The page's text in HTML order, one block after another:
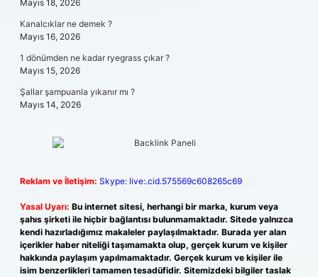
Mayıs 18, 2026
Kanalcıklar ne demek ?
Mayıs 16, 2026
1 dönümden ne kadar ryegrass çıkar ?
Mayıs 15, 2026
Şallar şampuanla yıkanır mı ?
Mayıs 14, 2026
Reklam ve İletişim: Skype: live:.cid.575569c608265c69
Yasal Uyarı: Bu internet sitesi, herhangi bir marka, kurum veya
şahıs şirketi ile hiçbir bağlantısı bulunmamaktadır. Sitede yalnızca
kendi hazırladığımız makaleler paylaşılmaktadır. Burada yer alan
içerikler haber niteliği taşımamakta olup, gerçek kurum ve kişiler
hakkında paylaşım yapılmamaktadır. Gerçek kurum ve kişiler ile
isim benzerlikleri tamamen tesadüfidir. Sitemizdeki bilgiler taslak